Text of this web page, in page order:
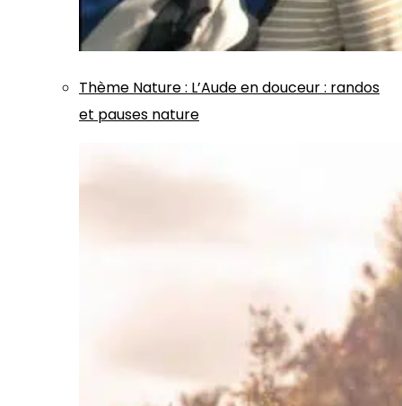
Thème Nature: L’Aude en douceur : randos
et pauses nature